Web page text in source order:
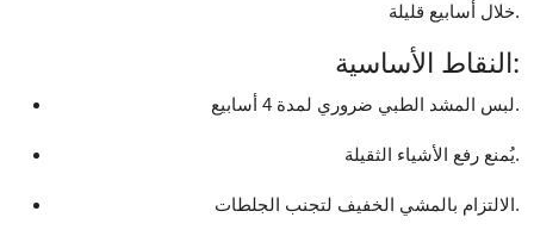
خلال أسابيع قليلة.
النقاط الأساسية:
لبس المشد الطبي ضروري لمدة 4 أسابيع.
يُمنع رفع الأشياء الثقيلة.
الالتزام بالمشي الخفيف لتجنب الجلطات.